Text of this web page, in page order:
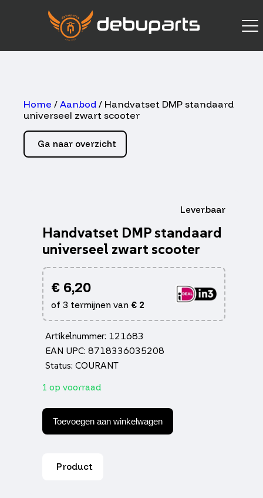
Home / Aanbod / Handvatset DMP standaard
universeel zwart scooter
Ga naar overzicht
Leverbaar
Handvatset DMP standaard
universeel zwart scooter
€6,20
of 3 termijnen van €2
Artikelnummer: 121683
EAN UPC: 8718336035208
Status: COURANT
1 op voorraad
DMP
standaard
universeel
aantal
Toevoegen aan winkelwagen
Product